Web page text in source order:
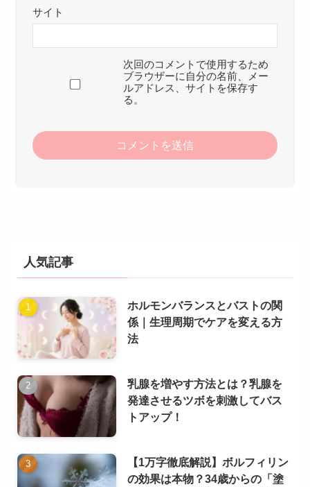
サイト
次回のコメントで使用するため
ブラウザーに自分の名前、メー
ルアドレス、サイトを保存す
る。
人気記事
ホルモンバランスとバストの関
係｜生理周期でケアを変える方
法
乳腺を増やす方法とは？乳腺を
発達させるツボを刺激してバス
トアップ！
【1万字徹底解説】ボルフィリン
の効果は本物？34歳からの「塗